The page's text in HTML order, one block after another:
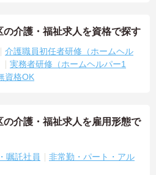
介護・福祉求人を資格で探す
介護職員初任者研修（ホームヘル
実務者研修（ホームヘルパー1
資格OK
介護・福祉求人を雇用形態で
嘱託社員
非常勤・パート・アル